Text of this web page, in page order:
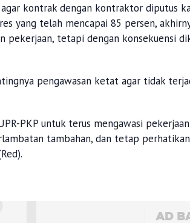
kontrak dengan kontraktor diputus
yang telah mencapai 85 persen,
pekerjaan, tetapi dengan konsekuensi
pengawasan ketat agar tidak
PKP untuk terus mengawasi
tambahan, dan tetap